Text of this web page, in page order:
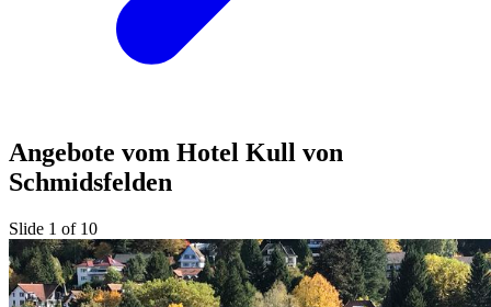
Angebote vom Hotel Kull von
Schmidsfelden
Slide 1 of 10